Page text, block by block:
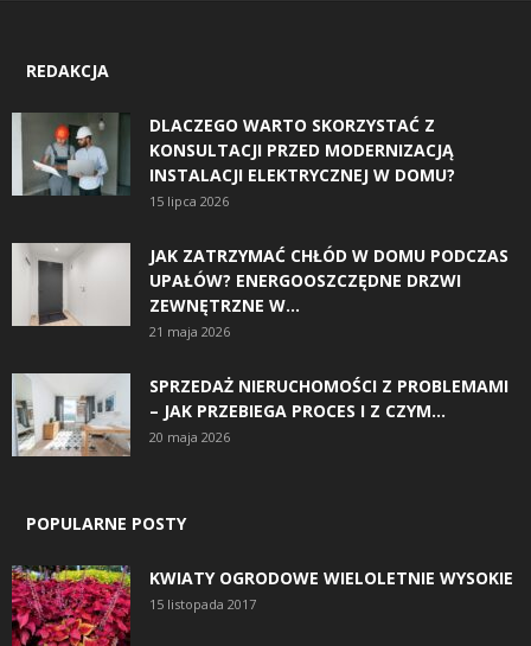
REDAKCJA
DLACZEGO WARTO SKORZYSTAĆ Z
KONSULTACJI PRZED MODERNIZACJĄ
INSTALACJI ELEKTRYCZNEJ W DOMU?
15 lipca 2026
JAK ZATRZYMAĆ CHŁÓD W DOMU PODCZAS
UPAŁÓW? ENERGOOSZCZĘDNE DRZWI
ZEWNĘTRZNE W...
21 maja 2026
SPRZEDAŻ NIERUCHOMOŚCI Z PROBLEMAMI
– JAK PRZEBIEGA PROCES I Z CZYM...
20 maja 2026
POPULARNE POSTY
KWIATY OGRODOWE WIELOLETNIE WYSOKIE
15 listopada 2017